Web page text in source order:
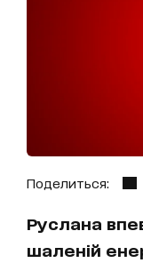
Поделиться:
Руслана
шаленій